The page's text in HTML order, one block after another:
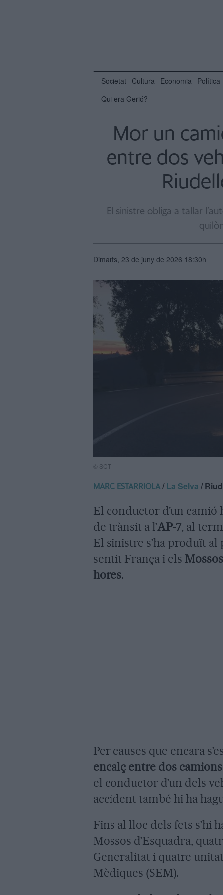
Societat Cultura Economia Política
Qui era Gerió?
Mor un
entre dos
El sinistre obliga a tallar
Dimarts, 23 de juny de 2026 18:30h
© SCT
MARC ESTARRIOLA/La Selva /
El conductor d’un camió
de trànsit a l’AP-7, al
El sinistre s’ha produït
sentit França i els
hores.
Per causes que encara
encalç entre dos camions
el conductor d’un dels
accident també hi ha
Fins al lloc dels fets s’hi
Mossos d’Esquadra,
Generalitat i quatre
Mèdiques (SEM).